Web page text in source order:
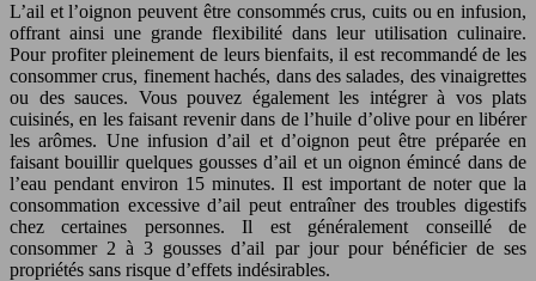
L’ail et l’oignon peuvent être consommés crus, cuits ou en infusion,
offrant ainsi une grande flexibilité dans leur utilisation culinaire.
Pour profiter pleinement de leurs bienfaits, il est recommandé de les
consommer crus, finement hachés, dans des salades, des vinaigrettes
ou des sauces. Vous pouvez également les intégrer à vos plats
cuisinés, en les faisant revenir dans de l’huile d’olive pour en libérer
les arômes. Une infusion d’ail et d’oignon peut être préparée en
faisant bouillir quelques gousses d’ail et un oignon émincé dans de
l’eau pendant environ 15 minutes. Il est important de noter que la
consommation excessive d’ail peut entraîner des troubles digestifs
chez certaines personnes. Il est généralement conseillé de
consommer 2 à 3 gousses d’ail par jour pour bénéficier de ses
propriétés sans risque d’effets indésirables.